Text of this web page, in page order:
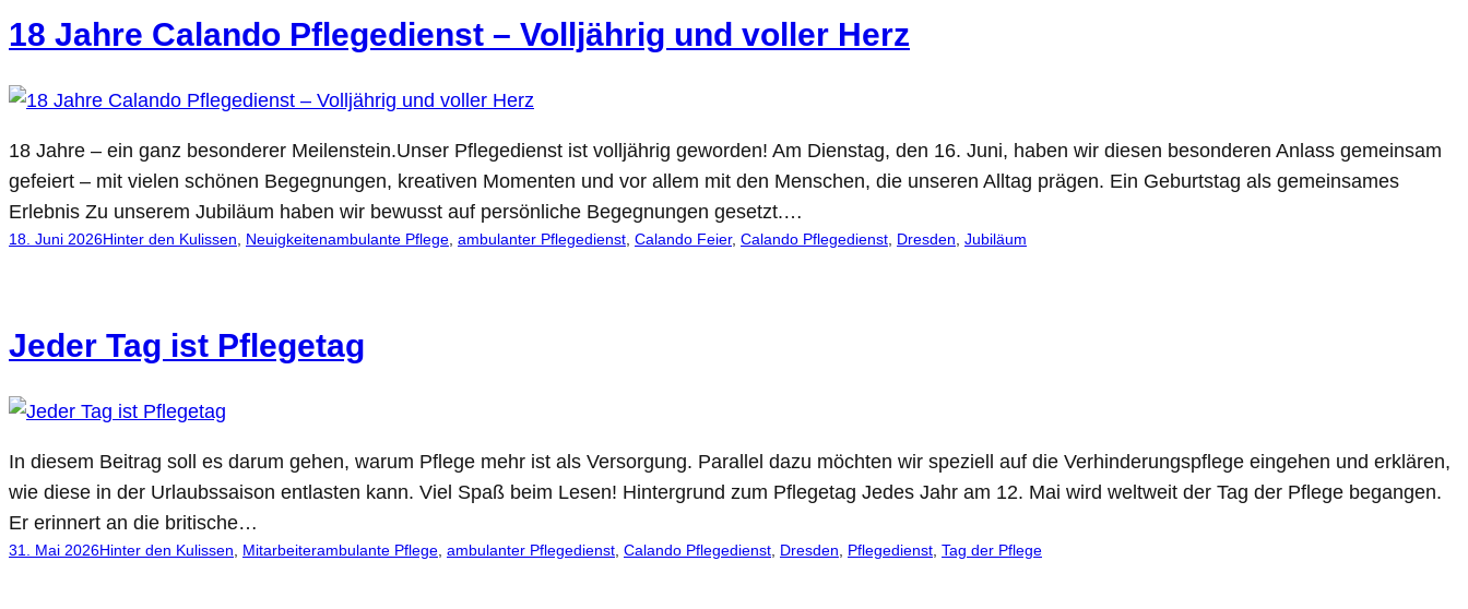
18 Jahre Calando Pflegedienst – Volljährig und voller Herz
18 Jahre – ein ganz besonderer Meilenstein.Unser Pflegedienst ist volljährig geworden! Am Dienstag, den 16. Juni, haben wir diesen besonderen Anlass gemeinsam
gefeiert – mit vielen schönen Begegnungen, kreativen Momenten und vor allem mit den Menschen, die unseren Alltag prägen. Ein Geburtstag als gemeinsames
Erlebnis Zu unserem Jubiläum haben wir bewusst auf persönliche Begegnungen gesetzt.…
18. Juni 2026Hinter den Kulissen Neuigkeitenambulante Pflege ambulanter Pflegedienst Calando Feier, Calando Pflegedienst Dresden Jubiläum
Jeder Tag ist Pflegetag
In diesem Beitrag soll es darum gehen, warum Pflege mehr ist als Versorgung. Parallel dazu möchten wir speziell auf die Verhinderungspflege eingehen und erklären,
wie diese in der Urlaubssaison entlasten kann. Viel Spaß beim Lesen! Hintergrund zum Pflegetag Jedes Jahr am 12. Mai wird weltweit der Tag der Pflege begangen.
Er erinnert an die britische…
31. Mai 2026Hinter den Kulissen Mitarbeiterambulante Pflege ambulanter Pflegedienst Calando Pflegedienst Dresden Pflegedienst Tag der Pflege